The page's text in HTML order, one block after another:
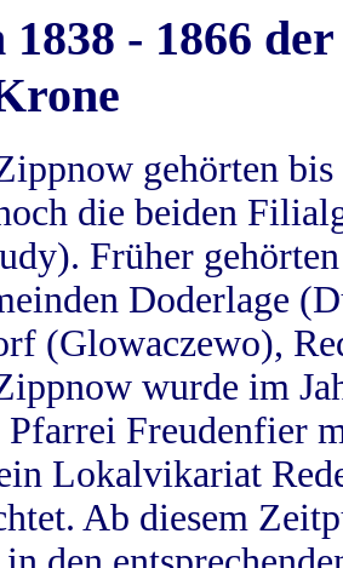
1838 - 1866
gehörten
die beiden
Früher
Doderlage
(Glowaczewo),
wurde im
Pfarrei Freudenfier
Lokalvikariat
Ab diesem